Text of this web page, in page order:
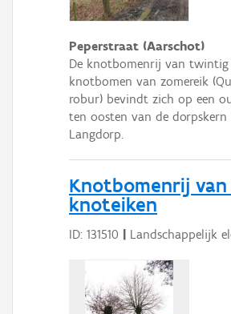
Peperstraat (Aarschot)
De knotbomenrij van twintig
knotbomen van zomereik
robur) bevindt zich op een
ten oosten van de dorpskern
Langdorp.
Knotbomenrij van
knoteiken
ID: 131510 | Landschappelijk